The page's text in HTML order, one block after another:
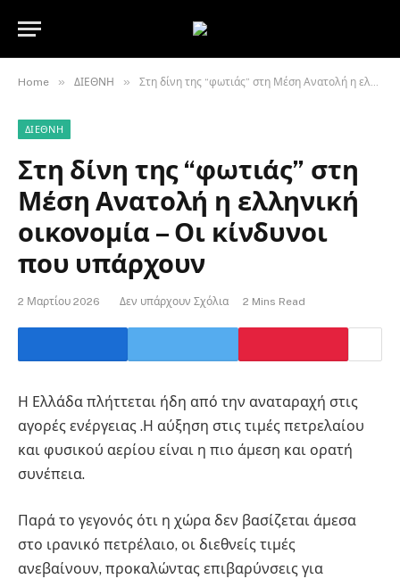
Home » ΔΙΕΘΝΗ » Στη δίνη της “φωτιάς” στη Μέση Ανατολή η ελληνική οικονομία – Οι κίνδυνοι που υπάρχουν
ΔΙΕΘΝΗ
Στη δίνη της “φωτιάς” στη
Μέση Ανατολή η ελληνική
οικονομία – Οι κίνδυνοι
που υπάρχουν
2 Μαρτίου 2026 Δεν υπάρχουν Σχόλια 2 Mins Read
Η Ελλάδα πλήττεται ήδη από την αναταραχή στις
αγορές ενέργειας .Η αύξηση στις τιμές πετρελαίου
και φυσικού αερίου είναι η πιο άμεση και ορατή
συνέπεια.
Παρά το γεγονός ότι η χώρα δεν βασίζεται άμεσα
στο ιρανικό πετρέλαιο, οι διεθνείς τιμές
ανεβαίνουν, προκαλώντας επιβαρύνσεις για